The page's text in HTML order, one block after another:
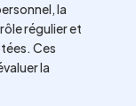
la
régulier et
Ces
la